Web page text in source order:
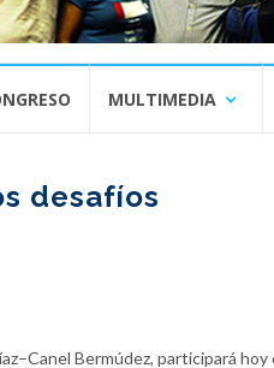
MULTIMEDIA
desafíos
Bermúdez, participará